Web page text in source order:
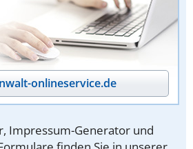
onlineservice.de
Impressum-Generator und